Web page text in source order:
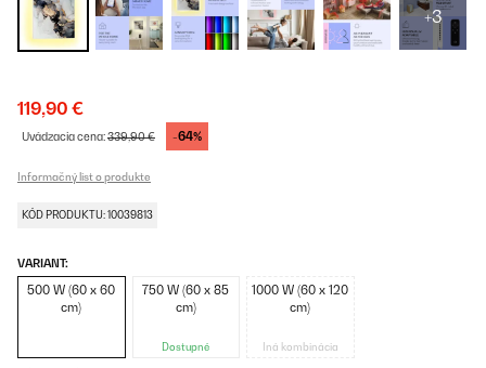
+3
119,90 €
Uvádzacia cena:339,90 € -64%
Informačný list o produkte
KÓD PRODUKTU: 10039813
VARIANT:
500 W (60 x 60
cm)
750 W (60 x 85
cm)
Dostupné
1000 W (60 x 120
cm)
Iná kombinácia